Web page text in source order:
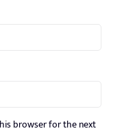
browser for the next